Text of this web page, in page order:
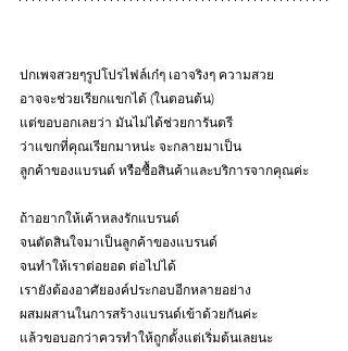
ปกเพจสวยๆรูปโปรไฟล์เก๋ๆ เอาจริงๆ ความสวย
อาจจะช่วยเรียกแขกได้ (ในตอนต้น)
แต่ขอบอกเลยว่า มันไม่ได้ช่วยการันตรี
ว่าแขกที่คุณเรียกมาหน่ะ จะกลายมาเป็น
ลูกค้าของแบรนด์ หรือซื้อสินค้าและบริการจากคุณค่ะ
ถ้าอยากให้เค้าหลงรักแบรนด์
จนตัดสินใจมาเป็นลูกค้าของแบรนด์
จนทำให้เราต่อยอด ต่อไปได้
เรายังต้องอาศัยองค์ประกอบอีกหลายอย่าง
ผสมผสานในการสร้างแบรนด์เข้าด้วยกันค่ะ
แล้วขอบอกว่าควรทำให้ถูกตั้งแต่เริ่มต้นเลยนะ